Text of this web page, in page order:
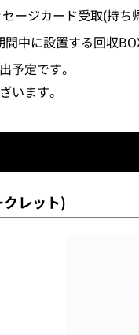
ージカード受取(持ち
中に設置する回収
予定です。
います。
レット)